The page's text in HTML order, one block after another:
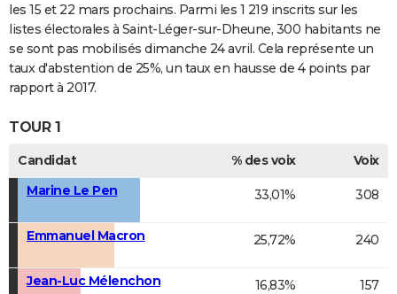
les 15 et 22 mars prochains. Parmi les 1 219 inscrits sur les
listes électorales à Saint-Léger-sur-Dheune, 300 habitants ne
se sont pas mobilisés dimanche 24 avril. Cela représente un
taux d'abstention de 25%, un taux en hausse de 4 points par
rapport à 2017.
TOUR 1
Candidat % des voix
Voix
Marine Le Pen
33,01% 308
Emmanuel Macron 25,72% 240
Jean-Luc Mélenchon 16,83% 157